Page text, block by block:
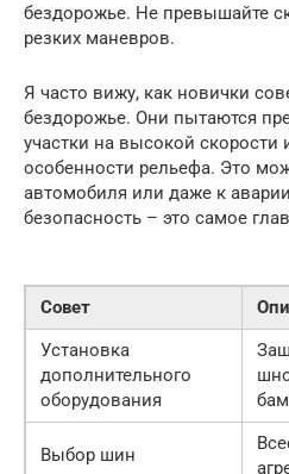
бездорожье. Не превышайте
резких маневров.
Я часто вижу, как новички
бездорожье. Они пытаются
участки на высокой скорости
особенности рельефа. Это
автомобиля или даже к
безопасность – это самое
Совет
Установка
дополнительного
оборудования
Выбор шин